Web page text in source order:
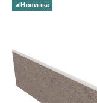
Новинка